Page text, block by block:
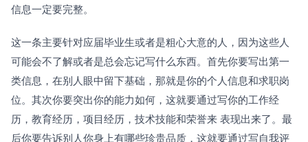
信息一定要完整。
这一条主要针对应届毕业生或者是粗心大意的人，因为这些人
可能会不了解或者是总会忘记写什么东西。首先你要写出第一
类信息，在别人眼中留下基础，那就是你的个人信息和求职岗
位。其次你要突出你的能力如何，这就要通过写你的工作经
历，教育经历，项目经历，技术技能和荣誉来 表现出来了。最
后你要告诉别人你身上有哪些珍贵品质，这就要通过写自我评